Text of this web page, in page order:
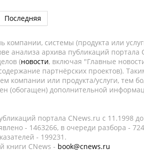
Последняя
системы (продукта или
анализа архива публикаций
(новости, включая "Главные
партнёрских проектов).
компании или продукта/услуги, тем
(обогащен) дополнительной
портала CNews.ru c 11.1998
- 1463266, в очереди разбора -
- 199231.
книги CNews - book@cnews.ru